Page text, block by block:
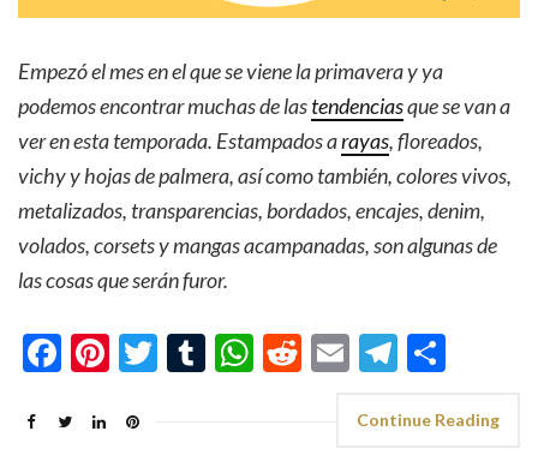
Empezó el mes en el que se viene la primavera y ya
podemos encontrar muchas de lastendenciasque se van a
ver en esta temporada. Estampados arayas, floreados,
vichy y hojas de palmera, así como también, colores vivos,
metalizados, transparencias, bordados, encajes, denim,
volados, corsets y mangas acampanadas, son algunas de
las cosas que serán furor.
Facebook
Pinterest
Twitter
Tumblr
WhatsApp
Reddit
Email
Continue Reading